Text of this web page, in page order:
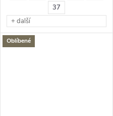
37
+ další
Oblíbené